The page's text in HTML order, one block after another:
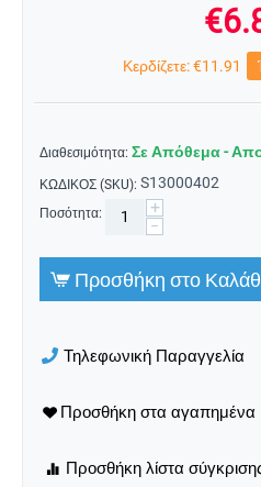
€
Κερδίζετε:€11.91
Διαθεσιμότητα: Σε Απόθεμα -
ΚΩΔΙΚΟΣ (SKU): S13000402
Ποσότητα: +
−
Προσθήκη στο
Τηλεφωνική Παραγγελία